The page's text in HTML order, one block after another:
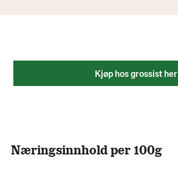
Kjøp hos grossist her
Næringsinnhold per 100g